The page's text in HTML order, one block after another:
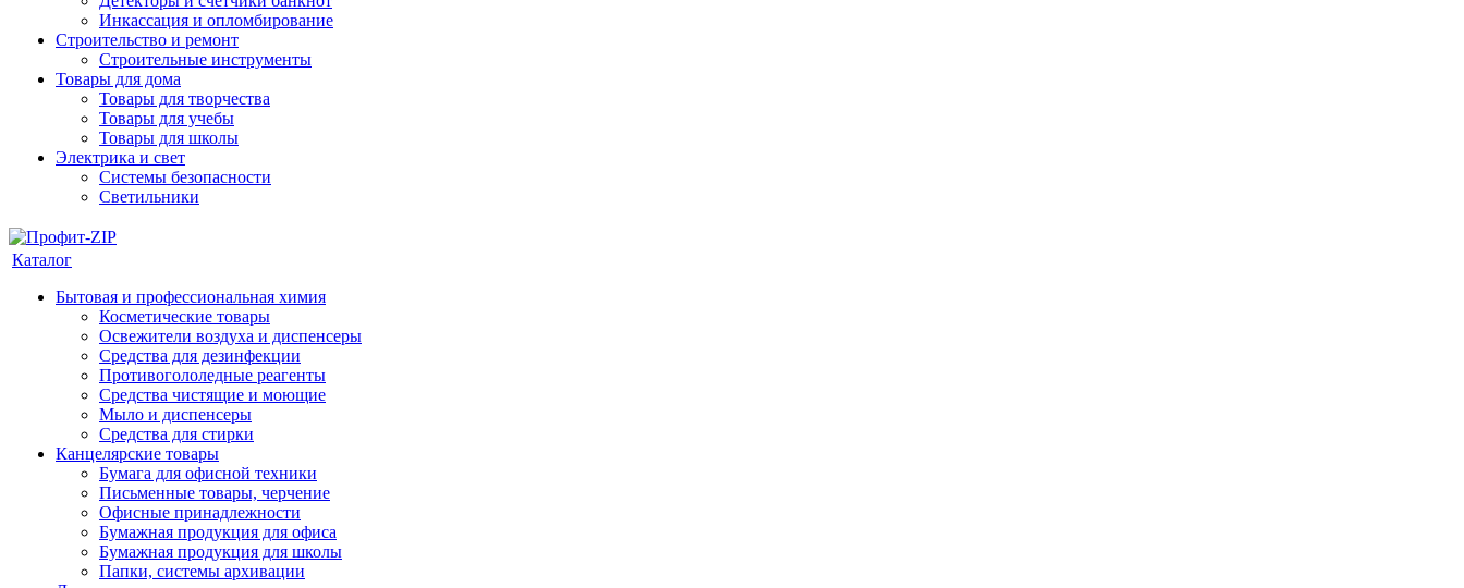
Инкассация и опломбирование
Строительство и ремонт
Строительные инструменты
Товары для дома
Товары для творчества
Товары для учебы
Товары для школы
Электрика и свет
Системы безопасности
Светильники
Каталог
Бытовая и профессиональная химия
Косметические товары
Освежители воздуха и диспенсеры
Средства для дезинфекции
Противогололедные реагенты
Средства чистящие и моющие
Мыло и диспенсеры
Средства для стирки
Канцелярские товары
Бумага для офисной техники
Письменные товары, черчение
Офисные принадлежности
Бумажная продукция для офиса
Бумажная продукция для школы
Папки, системы архивации